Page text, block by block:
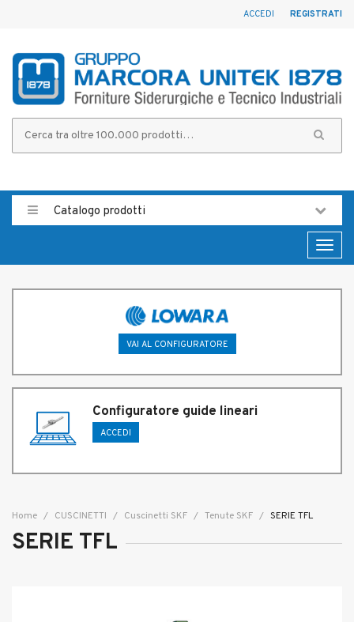
REGISTRATI
ACCEDI
Catalogo prodotti
VAI AL CONFIGURATORE
Configuratore guide lineari
ACCEDI
Home CUSCINETTI Cuscinetti SKF Tenute SKF SERIE TFL
SERIE TFL